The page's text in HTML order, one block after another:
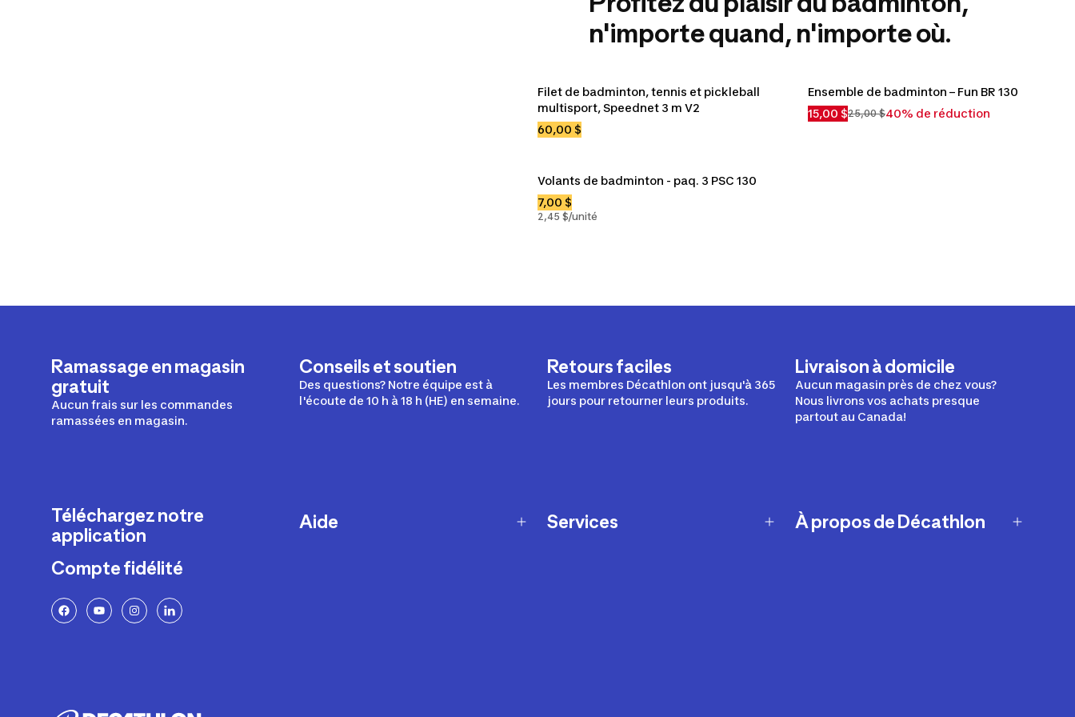
n'importe quand, n'importe où.
Filet de badminton, tennis et pickleball
multisport, Speednet 3 m V2
60,00 $
Ensemble de badminton – Fun BR 130
15,00 $25,00 $40% de réduction
Volants de badminton - paq. 3 PSC 130
7,00 $
2,45 $/unité
Ramassage en magasin
gratuit
Aucun frais sur les commandes
ramassées en magasin.
Conseils et soutien
Des questions? Notre équipe est à
l'écoute de 10 h à 18 h (HE) en semaine.
Retours faciles
Les membres Décathlon ont jusqu'à 365
jours pour retourner leurs produits.
Livraison à domicile
Aucun magasin près de chez vous?
Nous livrons vos achats presque
partout au Canada!
Téléchargez notre
application
Compte fidélité
Aide Services À propos de Décathlon